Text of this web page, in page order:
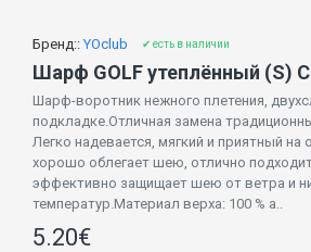
Бренд:: YOclub ✔ есть в наличии
Шарф GOLF утеплённый (S)
Шарф-воротник нежного плетения,
подкладке.Отличная замена
Легко надевается, мягкий и приятный на
хорошо облегает шею, отлично подходит
эффективно защищает шею от ветра и
температур.Материал верха: 100 % а..
5.20€